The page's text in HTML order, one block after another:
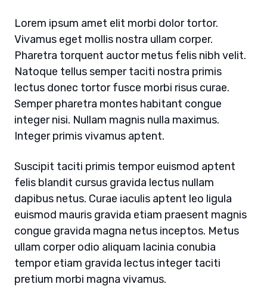
Lorem ipsum amet elit morbi dolor tortor.
Vivamus eget mollis nostra ullam corper.
Pharetra torquent auctor metus felis nibh velit.
Natoque tellus semper taciti nostra primis
lectus donec tortor fusce morbi risus curae.
Semper pharetra montes habitant congue
integer nisi. Nullam magnis nulla maximus.
Integer primis vivamus aptent.
Suscipit taciti primis tempor euismod aptent
felis blandit cursus gravida lectus nullam
dapibus netus. Curae iaculis aptent leo ligula
euismod mauris gravida etiam praesent magnis
congue gravida magna netus inceptos. Metus
ullam corper odio aliquam lacinia conubia
tempor etiam gravida lectus integer taciti
pretium morbi magna vivamus.